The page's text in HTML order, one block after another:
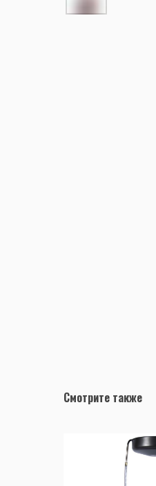
Смотрите также